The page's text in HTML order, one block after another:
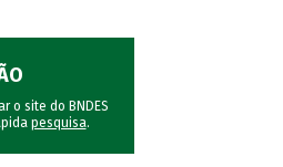
o site do BNDES
pesquisa.